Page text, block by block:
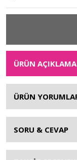
ÜRÜN
ÜRÜN
SORU & CEVAP